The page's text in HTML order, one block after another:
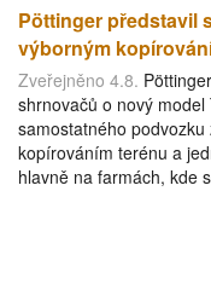
Pöttinger představil
výborným
Zveřejněno 4.8.
shrnovačů o nový
samostatného
kopírováním terénu a
hlavně na farmách, kde